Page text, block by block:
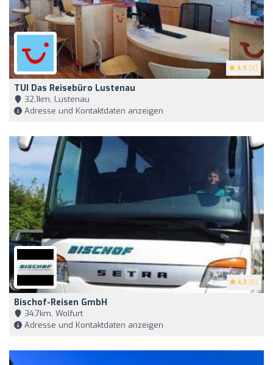
4.9 (8)
TUI Das Reisebüro Lustenau
32,1km, Lustenau
Adresse und Kontaktdaten anzeigen
4.3 (6)
Bischof-Reisen GmbH
34,7km, Wolfurt
Adresse und Kontaktdaten anzeigen